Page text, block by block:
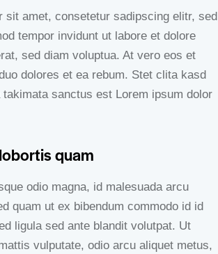
sit amet, consetetur sadipscing elitr, sed
tempor invidunt ut labore et dolore
sed diam voluptua. At vero eos et
dolores et ea rebum. Stet clita kasd
takimata sanctus est Lorem ipsum dolor
quam
odio magna, id malesuada arcu
quam ut ex bibendum commodo id id
ligula sed ante blandit volutpat. Ut
vulputate, odio arcu aliquet metus,